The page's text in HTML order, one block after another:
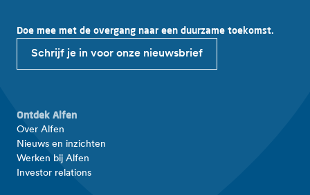
Doe mee met de overgang naar een duurzame toekomst.
Schrijf je in voor onze nieuwsbrief
Ontdek Alfen
Over Alfen
Nieuws en inzichten
Werken bij Alfen
Investor relations